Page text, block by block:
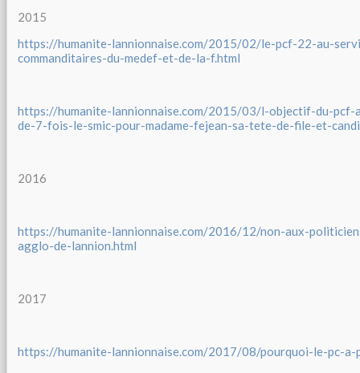
2015
https://humanite-lannionnaise.com/2015/02/le-pcf-22-au-
commanditaires-du-medef-et-de-la-f.html
https://humanite-lannionnaise.com/2015/03/l-objectif-du-pcf-
de-7-fois-le-smic-pour-madame-fejean-sa-tete-de-file-et-
2016
https://humanite-lannionnaise.com/2016/12/non-aux-
agglo-de-lannion.html
2017
https://humanite-lannionnaise.com/2017/08/pourquoi-le-pc-a-